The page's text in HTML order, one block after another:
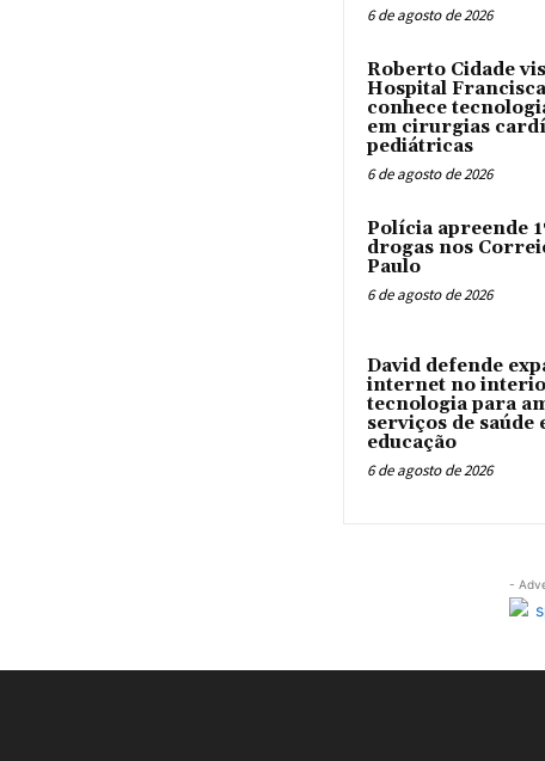
6 de agosto de 2026
Roberto Cidade
Hospital
conhece
em cirurgias
pediátricas
6 de agosto de 2026
Polícia apreende
drogas nos
Paulo
6 de agosto de 2026
David defende
internet no
tecnologia para
serviços de saúde
educação
6 de agosto de 2026
-